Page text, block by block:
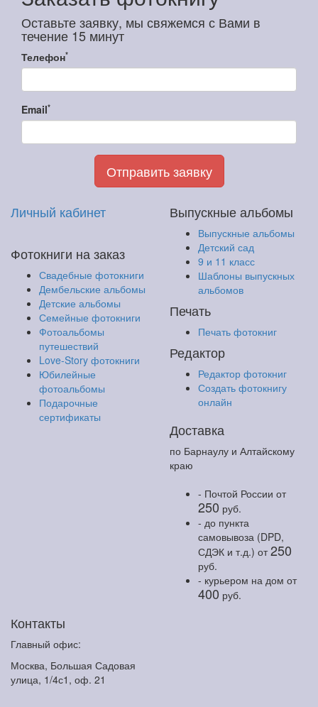
Оставьте заявку, мы свяжемся с Вами в
течение 15 минут
Телефон*
Email*
Отправить заявку
Личный кабинет
Фотокниги на заказ
Свадебные фотокниги
Дембельские альбомы
Детские альбомы
Семейные фотокниги
Фотоальбомы
путешествий
Love-Story фотокниги
Юбилейные
фотоальбомы
Подарочные
сертификаты
Выпускные альбомы
Выпускные альбомы
Детский сад
9 и 11 класс
Шаблоны выпускных
альбомов
Печать
Печать фотокниг
Редактор
Редактор фотокниг
Создать фотокнигу
онлайн
Доставка
по Барнаулу и Алтайскому
краю
- Почтой России от
250 руб.
- до пункта
самовывоза (DPD,
СДЭК и т.д.) от250
руб.
- курьером на дом от
400 руб.
Контакты
Главный офис:
Москва, Большая Садовая
улица, 1/4с1, оф. 21